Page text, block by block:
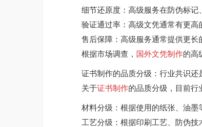
细节还原度：高级服务在防伪标
验证通过率：高级文凭通常有更
售后保障：高级服务通常提供更
根据市场调查， 国外文凭制作的高
证书制作的品质分级：行业共识还
关于证书制作的品质分级，目前行
材料分级：根据使用的纸张、油墨
工艺分级：根据印刷工艺、防伪技